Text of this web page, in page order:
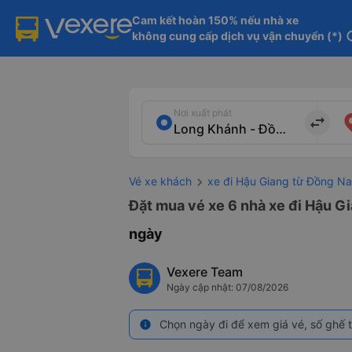
Cam kết hoàn 150% nếu nhà xe
không cung cấp dịch vụ vận chuyển (*)
Nơi xuất phát
import_export
Vé xe khách xe đi Hậu Giang từ Đồng
Đặt mua vé xe 6 nhà xe đi Hậu
ngày
Vexere Team
Ngày cập nhật: 07/08/2026
info Chọn ngày đi để xem giá vé, số